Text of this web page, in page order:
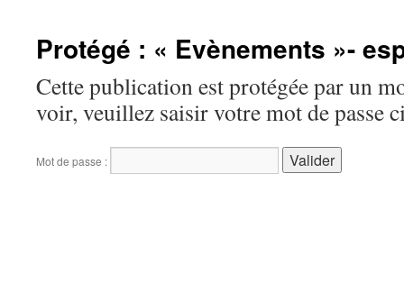
Protégé : « Evènements »-
Cette publication est protégée par un
voir, veuillez saisir votre mot de passe
Mot de passe :